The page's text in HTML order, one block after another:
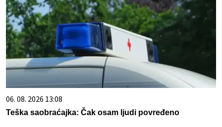
06. 08. 2026 13:08
Teška saobraćajka: Čak osam ljudi povređeno